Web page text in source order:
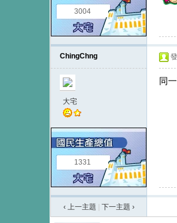
3004
ChingChng
大宅
1331
同
‹ 上一主題
下一主題 ›